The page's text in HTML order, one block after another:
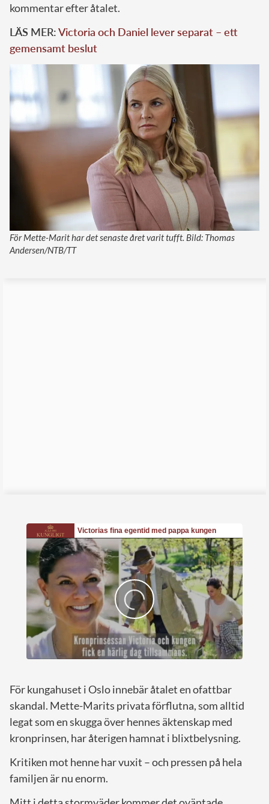
kommentar efter åtalet.
LÄS MER:Victoria och Daniel lever separat – ett
gemensamt beslut
För Mette-Marit har det senaste året varit tufft. Bild: Thomas
Andersen/NTB/TT
För kungahuset i Oslo innebär åtalet en ofattbar
skandal. Mette-Marits privata förflutna, som alltid
legat som en skugga över hennes äktenskap med
kronprinsen, har återigen hamnat i blixtbelysning.
Kritiken mot henne har vuxit – och pressen på hela
familjen är nu enorm.